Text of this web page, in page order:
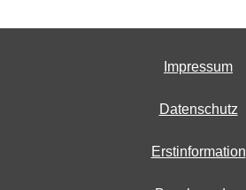
Impressum
Datenschutz
Erstinformation